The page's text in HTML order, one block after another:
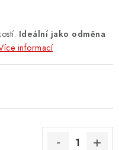
Moje objednávka
Ideální jako odměna
informací